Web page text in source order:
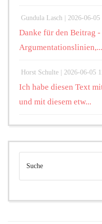
Gundula Lasch | 2026-06-05
Danke für den Beitrag
Argumentationslinien,...
Horst Schulte | 2026-06-05
Ich habe diesen Text
und mit diesem etw...